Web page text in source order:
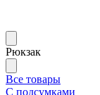
Рюкзак
Все товары
С подсумками